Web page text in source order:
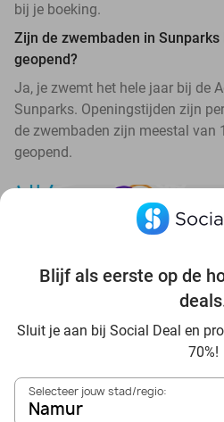
Blijf als eerste op de
Sluit je aan bij Social Deal en
70%!
Selecteer jouw stad/regio:
Namur
bij je boeking.
Zijn de zwembaden in
geopend?
Ja, je zwemt het hele jaar bij de
Sunparks. Openingstijden zijn
de zwembaden zijn meestal van
geopend.
Ontdek alle topdeals